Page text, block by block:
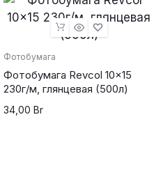
Фотобумага
Фотобумага Revcol 10×15
230г/м, глянцевая (500л)
34,00 Br